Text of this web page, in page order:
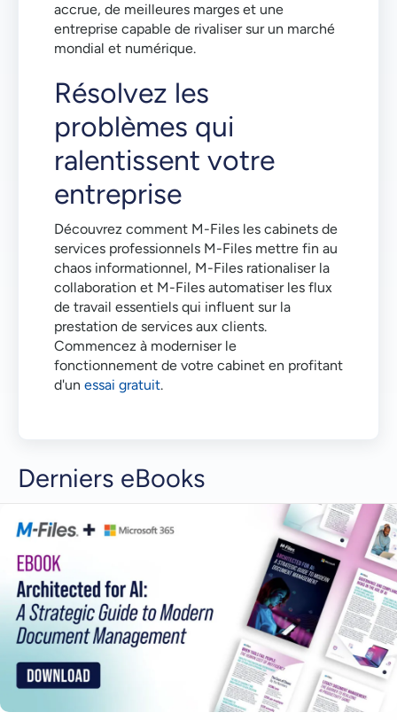
accrue, de meilleures marges et une
entreprise capable de rivaliser sur un marché
mondial et numérique.
Résolvez les
problèmes qui
ralentissent votre
entreprise
Découvrez comment M-Files les cabinets de
services professionnels M-Files mettre fin au
chaos informationnel, M-Files rationaliser la
collaboration et M-Files automatiser les flux
de travail essentiels qui influent sur la
prestation de services aux clients.
Commencez à moderniser le
fonctionnement de votre cabinet en profitant
d'un essai gratuit.
Derniers eBooks